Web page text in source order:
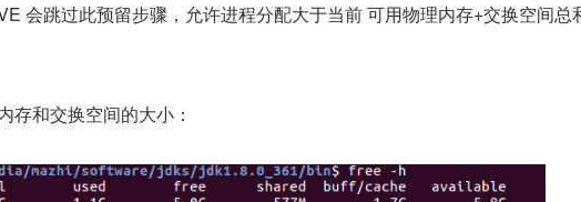
会跳过此预留步骤，允许进程分配大于当前 可用物理内存+交换空间总
存和交换空间的大小：